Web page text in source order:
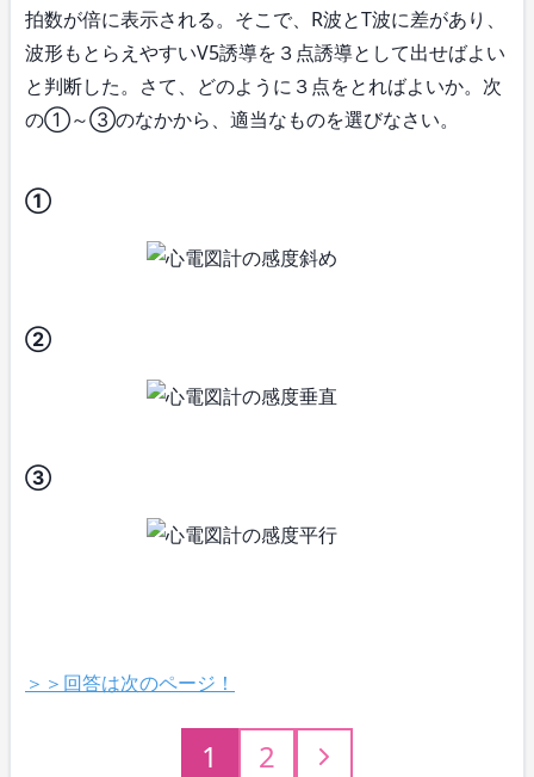
拍数が倍に表示される。そこで、R波とT波に差があり、
波形もとらえやすいV5誘導を３点誘導として出せばよい
と判断した。さて、どのように３点をとればよいか。次
の①～③のなかから、適当なものを選びなさい。
①
②
③
＞＞回答は次のページ！
1 2